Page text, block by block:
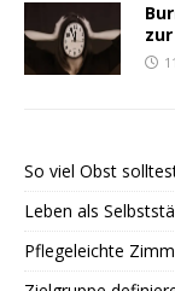
So viel Obst
Leben als
Pflegeleichte